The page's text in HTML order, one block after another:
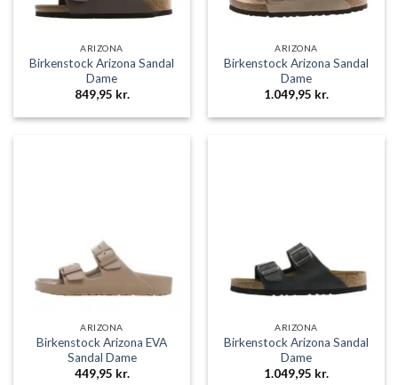
ARIZONA
Birkenstock Arizona Sandal
Dame
849,95 kr.
ARIZONA
Birkenstock Arizona Sandal
Dame
1.049,95 kr.
ARIZONA
Birkenstock Arizona EVA
Sandal Dame
449,95 kr.
ARIZONA
Birkenstock Arizona Sandal
Dame
1.049,95 kr.